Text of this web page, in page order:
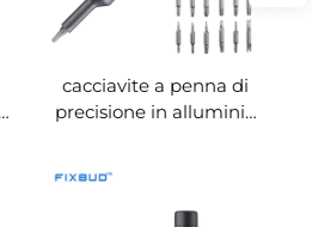
cacciavite a penna di
precisione in alluminio